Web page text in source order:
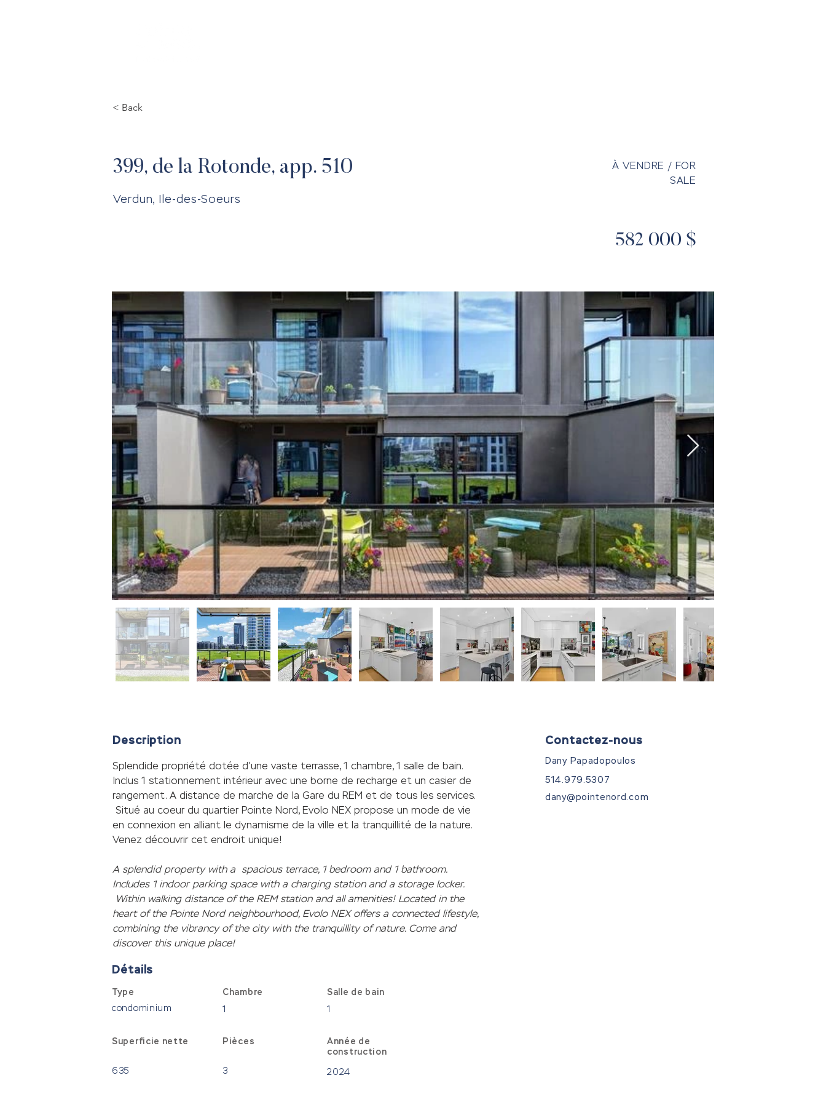
< Back
399, de la Rotonde, app. 510
Verdun, Ile-des-Soeurs
À VENDRE / FOR
SALE
582 000 $
Description
Splendide propriété dotée d’une vaste terrasse, 1 chambre, 1 salle de bain.
Inclus 1 stationnement intérieur avec une borne de recharge et un casier de
rangement. A distance de marche de la Gare du REM et de tous les services.
Situé au coeur du quartier Pointe Nord, Evolo NEX propose un mode de vie
en connexion en alliant le dynamisme de la ville et la tranquillité de la nature.
Venez découvrir cet endroit unique!
A splendid property with a  spacious terrace, 1 bedroom and 1 bathroom.
Includes 1 indoor parking space with a charging station and a storage locker.
Within walking distance of the REM station and all amenities! Located in the
heart of the Pointe Nord neighbourhood, Evolo NEX offers a connected lifestyle,
combining the vibrancy of the city with the tranquillity of nature. Come and
discover this unique place!
Contactez-nous
Dany Papadopoulos
514.979.5307
dany@pointenord.com
Détails
Type
condominium
Chambre
1
Salle de bain
1
Superficie nette Pièces
Année de
construction
635 3 2024